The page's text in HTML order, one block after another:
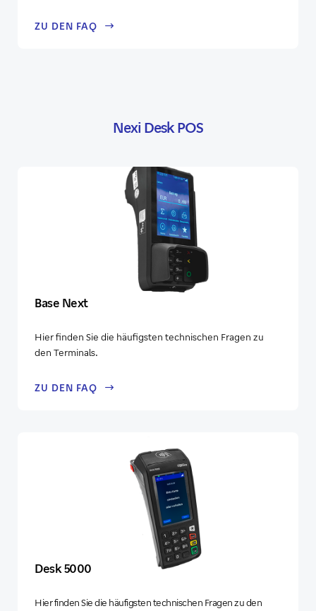
ZU DEN FAQ
Nexi Desk POS
Base Next
Hier finden Sie die häufigsten technischen Fragen zu
den Terminals.
ZU DEN FAQ
Desk 5000
Hier finden Sie die häufigsten technischen Fragen zu den